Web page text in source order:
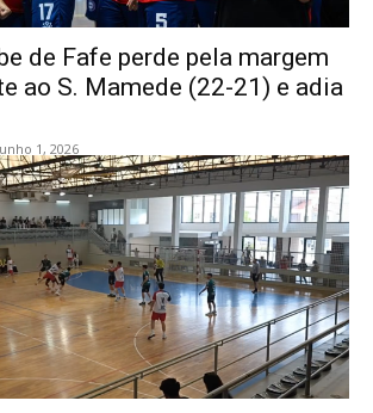
de Fafe perde pela margem
ao S. Mamede (22-21) e adia
1, 2026